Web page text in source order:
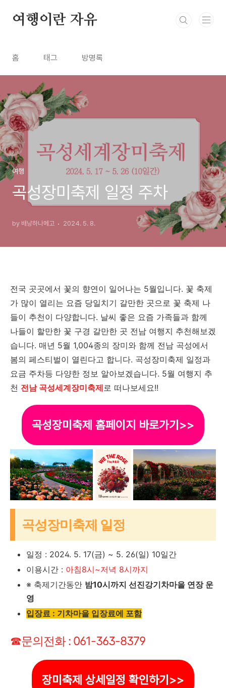
여행이란 자유
홈 태그 방명록
여행
곡성장미축제 일정 주차
by 배낭하나메고 2024. 5. 8.
전국 곳곳에서 꽃의 향연이 일어나는 5월입니다. 꽃 축제
가 많이 열리는 요즘 당일치기 갈만한 곳으로 꽃 축제 나
들이 추천이 다양합니다. 날씨 좋은 요즘 가족들과 함께
나들이 할만한 꽃 구경 갈만한 곳 전남 여행지 추천해보겠
습니다. 매년 5월 1,004종의 장미와 함께 전남 곡성에서
봄의 페스티벌이 열린다고 합니다. 곡성장미축제 일정과
요금 주차등 다양한 정보 알아보겠습니다. 5월 여행지 추
천 전남 곡성세계장미축제로 떠나보세요!!
곡성장미축제 홈페이지 바로가기>>
곡성장미축제 일정
일정 : 2024. 5. 17(금) ~ 5. 26(일) 10일간
이용시간 : 아침8시~저녁 8시까지
※ 축제기간동안 밤10시까지 선진강기차마을 연장 운
영
입장료 : 기차마을 입장료에 포함
☎문의전화 : 061-363-8379
장미축제 상세일정 확인하기>>